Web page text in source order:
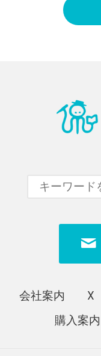
会社案内 X
購入案内